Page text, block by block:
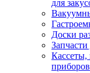
для
Доски
Кассеты,
приборов